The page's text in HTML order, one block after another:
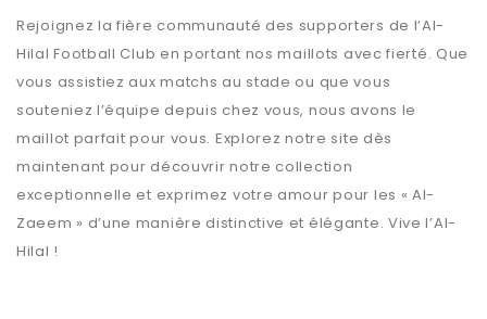
Rejoignez la fière communauté des supporters de l’Al-
Hilal Football Club en portant nos maillots avec fierté. Que
vous assistiez aux matchs au stade ou que vous
souteniez l’équipe depuis chez vous, nous avons le
maillot parfait pour vous. Explorez notre site dès
maintenant pour découvrir notre collection
exceptionnelle et exprimez votre amour pour les « Al-
Zaeem » d’une manière distinctive et élégante. Vive l’Al-
Hilal !